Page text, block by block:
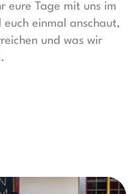
eure Tage mit uns im
einmal anschaut,
und was wir